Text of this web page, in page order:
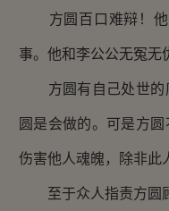
方圆百口难辩！他
事。他和李公公无冤无
方圆有自己处世的底
圆是会做的。可是方
伤害他人魂魄，除非此
至于众人指责方圆顾